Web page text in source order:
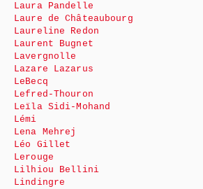
Laura Pandelle
Laure de Châteaubourg
Laureline Redon
Laurent Bugnet
Lavergnolle
Lazare Lazarus
LeBecq
Lefred-Thouron
Leïla Sidi-Mohand
Lémi
Lena Mehrej
Léo Gillet
Lerouge
Lilhiou Bellini
Lindingre